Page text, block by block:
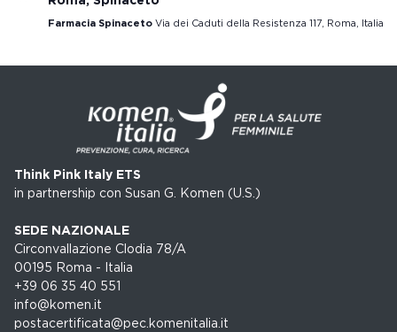
Farmacia Spinaceto Via dei Caduti della Resistenza 117, Roma, Italia
Think Pink Italy ETS
in partnership con Susan G. Komen (U.S.)
SEDE NAZIONALE
Circonvallazione Clodia 78/A
00195 Roma - Italia
+39 06 35 40 551
info@komen.it
postacertificata@pec.komenitalia.it